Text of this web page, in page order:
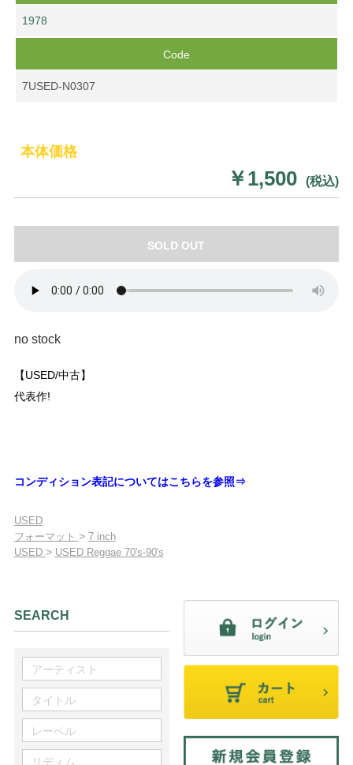
1978
Code
7USED-N0307
本体価格
￥1,500 (税込)
SOLD OUT
no stock
【USED/中古】
代表作!
コンディション表記についてはこちらを参照⇒
USED
フォーマット > 7 inch
USED > USED Reggae 70's-90's
SEARCH